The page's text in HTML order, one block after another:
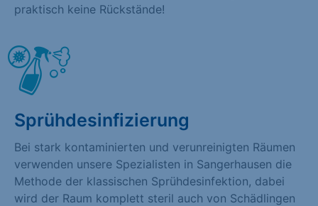
praktisch keine Rückstände!
Sprühdesinfizierung
Bei stark kontaminierten und verunreinigten Räumen
verwenden unsere Spezialisten in Sangerhausen die
Methode der klassischen Sprühdesinfektion, dabei
wird der Raum komplett steril auch von Schädlingen